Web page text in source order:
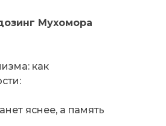
Мухомора
как
яснее, а память